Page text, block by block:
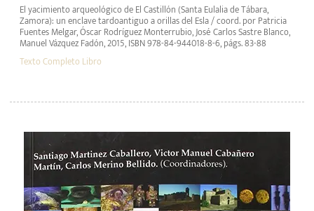
El yacimiento arqueológico de El Castillón (Santa Eulalia de Tábara,
Zamora): un enclave tardoantiguo a orillas del Esla / coord. por Patricia
Fuentes Melgar, Óscar Rodríguez Monterrubio, José Carlos Sastre Blanco,
Manuel Vázquez Fadón, 2015, ISBN 978-84-944018-8-6, págs. 83-88
Texto Completo Libro